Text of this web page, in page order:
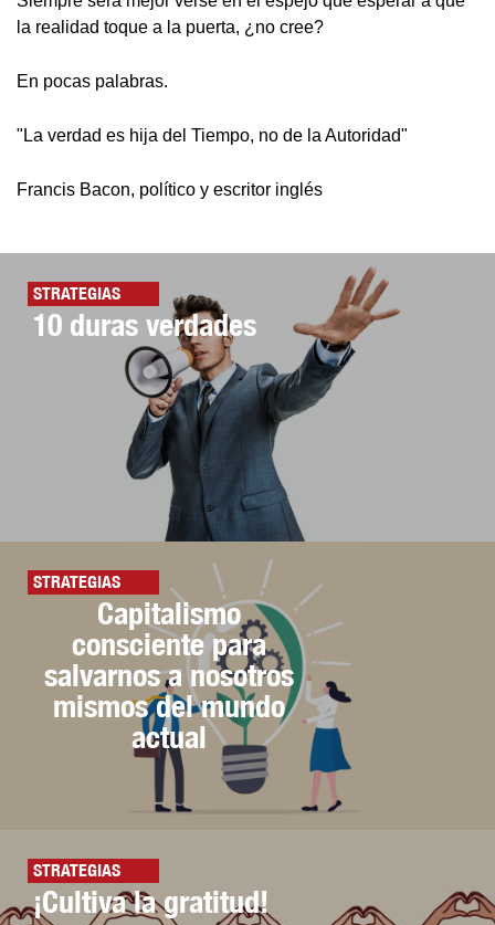
la realidad toque a la puerta, ¿no cree?
En pocas palabras.
"La verdad es hija del Tiempo, no de la Autoridad"
Francis Bacon, político y escritor inglés
STRATEGIAS
10 duras verdades
STRATEGIAS
Capitalismo
consciente para
salvarnos a nosotros
mismos del mundo
actual
STRATEGIAS
¡Cultiva la gratitud!